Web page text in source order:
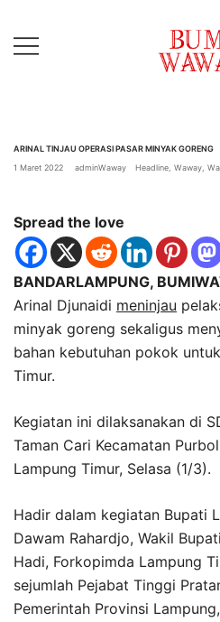
ke
konten
ARINAL TINJAU OPERASI PASAR MINYAK GORENG
1 Maret 2022
adminWaway Headline Waway
Spread the love
BANDARLAMPUNG,
Arinal Djunaidi meninjau
minyak goreng sekaligus
bahan kebutuhan pokok
Timur.
Kegiatan ini dilaksanakan di
Taman Cari Kecamatan
Lampung Timur, Selasa (1/3).
Hadir dalam kegiatan Bupati
Dawam Rahardjo, Wakil
Hadi, Forkopimda Lampung
sejumlah Pejabat Tinggi
Pemerintah Provinsi